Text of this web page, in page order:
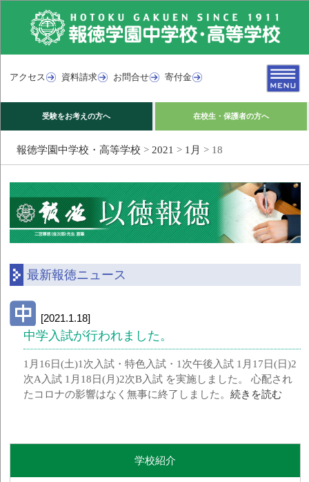
アクセス 資料請求 お問合せ 寄付金
受験をお考えの方へ 在校生・保護者の方へ
報徳学園中学校・高等学校 > 2021 > 1月 > 18
最新報徳ニュース
[2021.1.18]
中学入試が行われました。
1月16日(土)1次入試・特色入試・1次午後入試 1月17日(日)2
次A入試 1月18日(月)2次B入試 を実施しました。 心配され
たコロナの影響はなく無事に終了しました。続きを読む
学校紹介